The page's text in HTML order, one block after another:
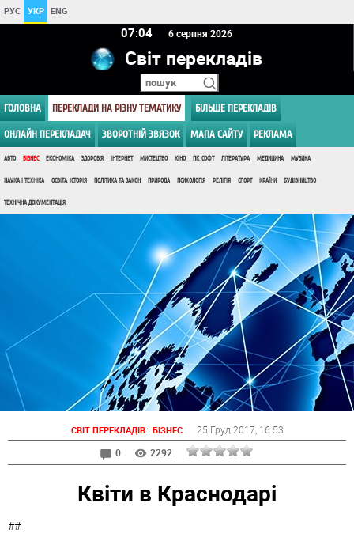
РУС УКР ENG
07 04 6 серпня 2026
Світ перекладів
ГОЛОВНА ПЕРЕКЛАДИ НА РІЗНУ ТЕМАТИКУ БІЛЬШЕ ПЕРЕКЛАДІВ
ОНЛАЙН ПЕРЕКЛАДАЧ ЗВОРОТНІЙ ЗВЯЗОК МАПА САЙТУ РЕКЛАМА
АВТО БІЗНЕС ЕКОНОМІКА ЗДОРОВ'Я ІНТЕРНЕТ МИСТЕЦТВО КІНО ПК, СОФТ ЛІТЕРАТУРА МЕДИЦИНА МУЗИКА
НАУКА І ТЕХНІКА ОСВІТА, ІСТОРІЯ ПОЛІТИКА ТА ЗАКОН ПРИРОДА ПСИХОЛОГІЯ РЕЛІГІЯ СПОРТ КРАЇНИ БУДІВНИЦТВО
ТЕХНІЧНА ДОКУМЕНТАЦІЯ
СВІТ ПЕРЕКЛАДІВ: БІЗНЕС 25 Груд 2017 , 16:53
0
2292
Квіти в Краснодарі
##